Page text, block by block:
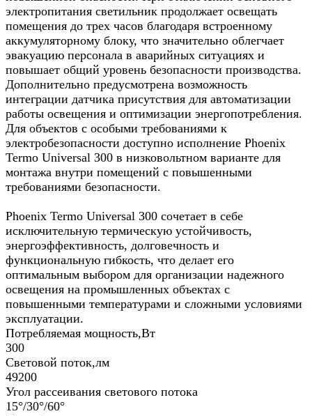
электропитания светильник продолжает освещать
помещения до трех часов благодаря встроенному
аккумуляторному блоку, что значительно облегчает
эвакуацию персонала в аварийных ситуациях и
повышает общий уровень безопасности производства.
Дополнительно предусмотрена возможность
интеграции датчика присутствия для автоматизации
работы освещения и оптимизации энергопотребления.
Для объектов с особыми требованиями к
электробезопасности доступно исполнение Phoenix
Termo Universal 300 в низковольтном варианте для
монтажа внутри помещений с повышенными
требованиями безопасности.
Phoenix Termo Universal 300 сочетает в себе
исключительную термическую устойчивость,
энергоэффективность, долговечность и
функциональную гибкость, что делает его
оптимальным выбором для организации надежного
освещения на промышленных объектах с
повышенными температурами и сложными условиями
эксплуатации.
Потребляемая мощность,Вт
300
Световой поток,лм
49200
Угол рассеивания светового потока
15°/30°/60°